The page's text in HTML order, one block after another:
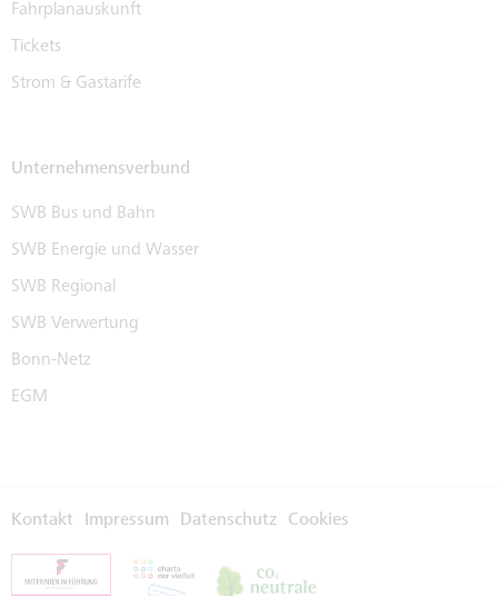
Fahrplanauskunft
Tickets
Strom & Gastarife
Unternehmensverbund
SWB Bus und Bahn
SWB Energie und Wasser
SWB Regional
SWB Verwertung
Bonn-Netz
EGM
Kontakt Impressum Datenschutz Cookies